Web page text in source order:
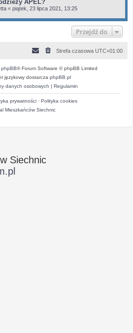
APEL?
« piątek, 23 lipca 2021, 13:25
Przejdź do
Strefa czasowa UTC+01:00
phpBB® Forum Software © phpBB Limited
językowy dostarcza phpBB.pl
danych osobowych
Regulamin
prywatności· Polityka cookies
Mieszkańców Siechnic
Siechnic